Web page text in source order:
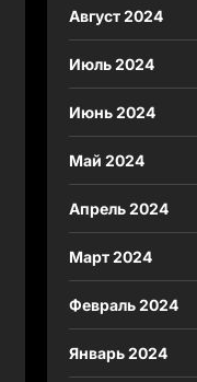
Август 2024
Июль 2024
Июнь 2024
Май 2024
Апрель 2024
Март 2024
Февраль 2024
Январь 2024